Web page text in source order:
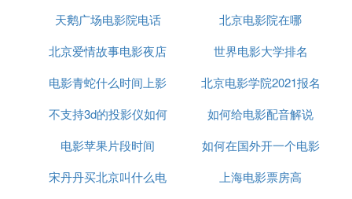
钮。
捕捉当前播放的视频内容。
结束录制：当片段播放完毕后，点击APP中的绿
保存与分享：录制完成后，你可以查看已经录制
好的视频，并通过微信、QQ等应用分享给好
友，或者直接保存到手机相册中。
注意事项：
天鹅广场电影院电话
北京电影院在哪
北京爱情故事电影夜店
吻戏
世界电影大学排名
电影青蛇什么时间上影
余俪拍
北京电影学院2021报名
时间
不支持3d的投影仪如何
看3d电影
如何给电影配音解说
电影苹果片段时间
如何在国外开一个电影
院
宋丹丹买北京叫什么电
上海电影票房高